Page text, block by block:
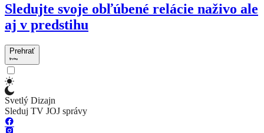
Sledujte svoje obľúbené relácie naživo ale
aj v predstihu
Prehrať
Svetlý Dizajn
Sleduj TV JOJ správy